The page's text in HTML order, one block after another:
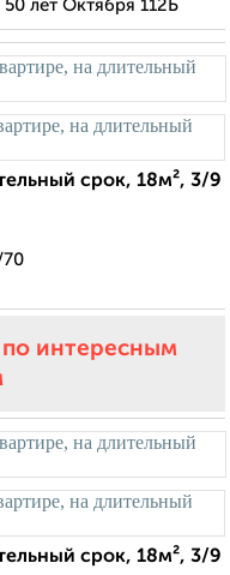
лет Октября 112Б
срок, 18м², 3/9
70
по интересным
срок, 18м², 3/9